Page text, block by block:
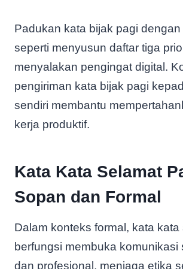
Padukan kata bijak pagi dengan
seperti menyusun daftar tiga
menyalakan pengingat digital.
pengiriman kata bijak pagi
sendiri membantu
kerja produktif.
Kata Kata Selamat
Sopan dan Formal
Dalam konteks formal, kata kata
berfungsi membuka komunikasi
dan profesional, menjaga etika